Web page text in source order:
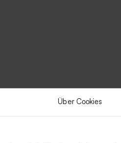
Über Cookies